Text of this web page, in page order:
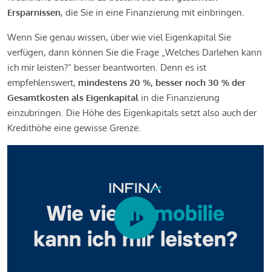
Ersparnissen, die Sie in eine Finanzierung mit einbringen.
Wenn Sie genau wissen, über wie viel Eigenkapital Sie
verfügen, dann können Sie die Frage „Welches Darlehen kann
ich mir leisten?“ besser beantworten. Denn es ist
empfehlenswert, mindestens 20 %, besser noch 30 % der
Gesamtkosten als Eigenkapital in die Finanzierung
einzubringen. Die Höhe des Eigenkapitals setzt also auch der
Kredithöhe eine gewisse Grenze.